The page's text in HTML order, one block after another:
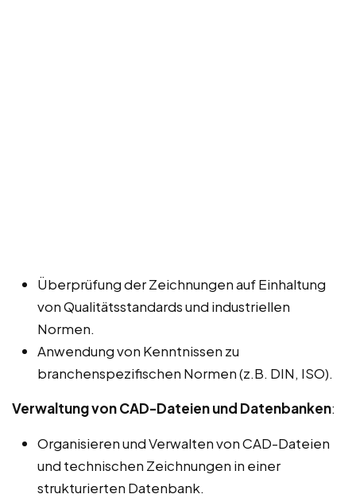
Überprüfung der Zeichnungen auf Einhaltung
von Qualitätsstandards und industriellen
Normen.
Anwendung von Kenntnissen zu
branchenspezifischen Normen (z.B. DIN, ISO).
Verwaltung von CAD-Dateien und Datenbanken:
Organisieren und Verwalten von CAD-Dateien
und technischen Zeichnungen in einer
strukturierten Datenbank.